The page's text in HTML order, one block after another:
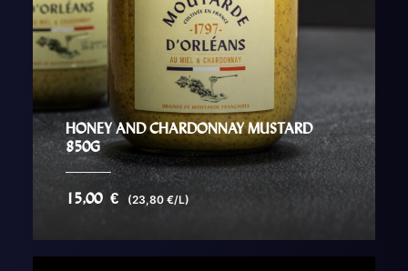
HONEY AND CHARDONNAY MUSTARD
850G
15,00 € (23,80 €/L)